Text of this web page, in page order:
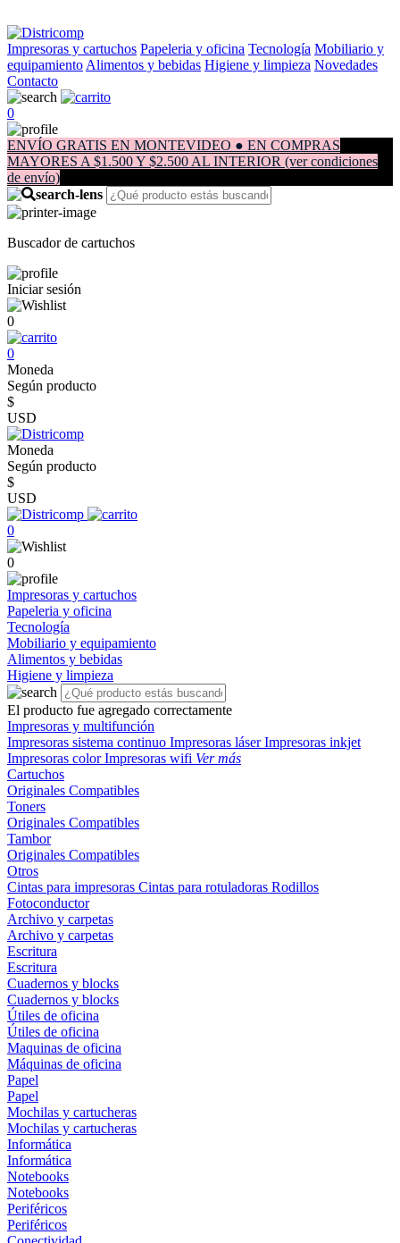
Impresoras y cartuchos Papeleria y oficina Tecnología Mobiliario y
equipamiento Alimentos y bebidas Higiene y limpieza Novedades
Contacto
0
ENVÍO GRATIS EN MONTEVIDEO ● EN COMPRAS
MAYORES A $1.500 Y $2.500 AL INTERIOR (ver condiciones
de envío)
Buscador de cartuchos
Iniciar sesión
0
0
Moneda
Según producto
$
USD
Moneda
Según producto
$
USD
0
0
Impresoras y cartuchos
Papeleria y oficina
Tecnología
Mobiliario y equipamiento
Alimentos y bebidas
Higiene y limpieza
El producto fue agregado correctamente
Impresoras y multifunción
Impresoras sistema continuo Impresoras láserImpresoras inkjet
Impresoras colorImpresoras wifi Ver más
Cartuchos
Originales Compatibles
Toners
Originales Compatibles
Tambor
Originales Compatibles
Otros
Cintas para impresoras Cintas para rotuladoras Rodillos
Fotoconductor
Archivo y carpetas
Archivo y carpetas
Escritura
Escritura
Cuadernos y blocks
Cuadernos y blocks
Útiles de oficina
Útiles de oficina
Maquinas de oficina
Máquinas de oficina
Papel
Papel
Mochilas y cartucheras
Mochilas y cartucheras
Informática
Informática
Notebooks
Notebooks
Periféricos
Periféricos